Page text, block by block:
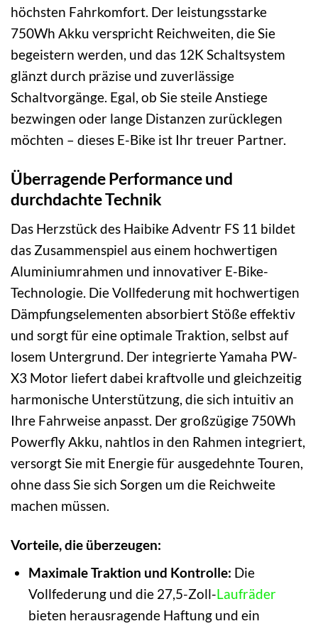
höchsten Fahrkomfort. Der leistungsstarke
750Wh Akku verspricht Reichweiten, die Sie
begeistern werden, und das 12K Schaltsystem
glänzt durch präzise und zuverlässige
Schaltvorgänge. Egal, ob Sie steile Anstiege
bezwingen oder lange Distanzen zurücklegen
möchten – dieses E-Bike ist Ihr treuer Partner.
Überragende Performance und
durchdachte Technik
Das Herzstück des Haibike Adventr FS 11 bildet
das Zusammenspiel aus einem hochwertigen
Aluminiumrahmen und innovativer E-Bike-
Technologie. Die Vollfederung mit hochwertigen
Dämpfungselementen absorbiert Stöße effektiv
und sorgt für eine optimale Traktion, selbst auf
losem Untergrund. Der integrierte Yamaha PW-
X3 Motor liefert dabei kraftvolle und gleichzeitig
harmonische Unterstützung, die sich intuitiv an
Ihre Fahrweise anpasst. Der großzügige 750Wh
Powerfly Akku, nahtlos in den Rahmen integriert,
versorgt Sie mit Energie für ausgedehnte Touren,
ohne dass Sie sich Sorgen um die Reichweite
machen müssen.
Vorteile, die überzeugen:
Maximale Traktion und Kontrolle: Die
Vollfederung und die 27,5-Zoll-Laufräder
bieten herausragende Haftung und ein